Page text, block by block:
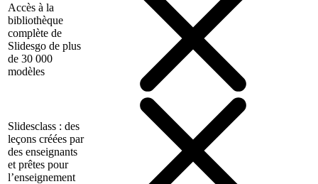
Accès à la
bibliothèque
complète de
Slidesgo de plus
de 30 000
modèles
Slidesclass : des
leçons créées par
des enseignants
et prêtes pour
l’enseignement